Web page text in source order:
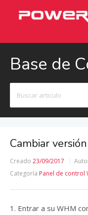
Base de
Cambiar
Creado 23/09/2017
Categoría Panel de control
1. Entrar a su WHM